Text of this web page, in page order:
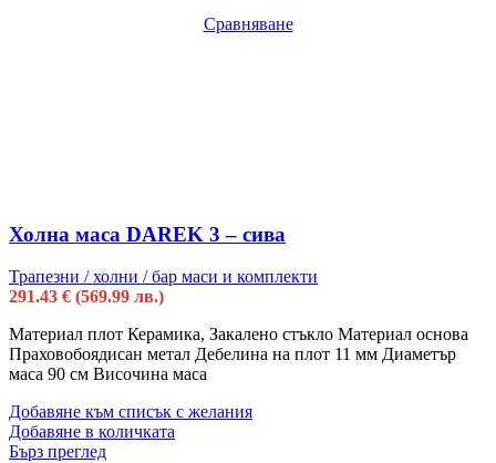
Сравняване
Холна маса DAREK 3 – сива
Трапезни / холни / бар маси и комплекти
291.43 € (569.99 лв.)
Материал плот Керамика, Закалено стъкло Материал основа
Праховобоядисан метал Дебелина на плот 11 мм Диаметър
маса 90 см Височина маса
Добавяне към списък с желания
Добавяне в количката
Бърз преглед